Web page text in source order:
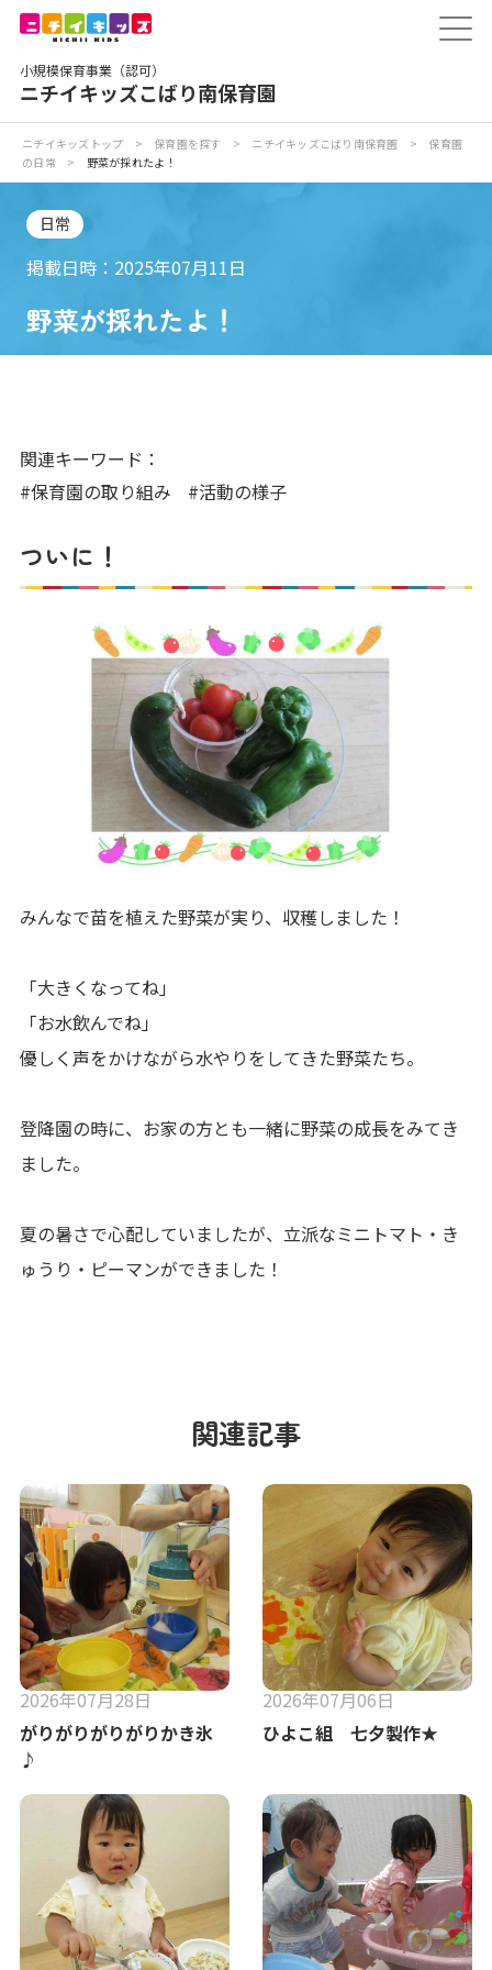
小規模保育事業（認可）
ニチイキッズこばり南保育園
保育園トップ
保育園の日常
保育園紹介
お食事
保育園見学
写真販売サービス
各種書類
よくあるご質問
保育園に関するお問い合わせ
プライバシーポリシー サイトのご利用について
サイトマップ ニチイ学館オフィシャルサイト
ニチイキッズトップ > 保育園を探す > ニチイキッズこばり南保育園 >
保育園
の日常
> 野菜が採れたよ！
日常
掲載日時：2025年07月11日
野菜が採れたよ！
関連キーワード：
#保育園の取り組み
#活動の様子
ついに！
みんなで苗を植えた野菜が実り、収穫しました！
「大きくなってね」
「お水飲んでね」
優しく声をかけながら水やりをしてきた野菜たち。
登降園の時に、お家の方とも一緒に野菜の成長をみてき
ました。
夏の暑さで心配していましたが、立派なミニトマト・き
ゅうり・ピーマンができました！
関連記事
2026年07月28日
がりがりがりがりかき氷
♪
2026年07月06日
ひよこ組 七夕製作★